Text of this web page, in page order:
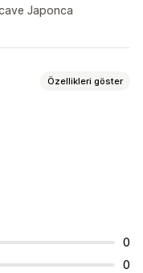
Japonca
Özellikleri göster
0
0